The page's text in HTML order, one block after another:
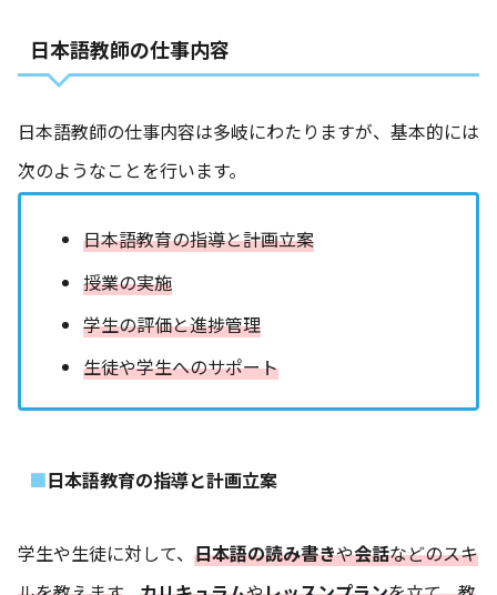
日本語教師の仕事内容
日本語教師の仕事内容は多岐にわたりますが、基本的には
次のようなことを行います。
日本語教育の指導と計画立案
授業の実施
学生の評価と進捗管理
生徒や学生へのサポート
日本語教育の指導と計画立案
学生や生徒に対して、 日本語の読み書きや会話などのスキ